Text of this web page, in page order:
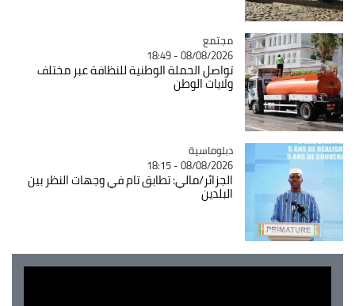
Catégorie
مجتمع
08/08/2026 - 18:49
تواصل الحملة الوطنية للنظافة عبر مختلف
ولايات الوطن
Catégorie
دبلوماسية
08/08/2026 - 18:15
الجزائر/مالي: تطابق تام في وجهات النظر بين
البلدين